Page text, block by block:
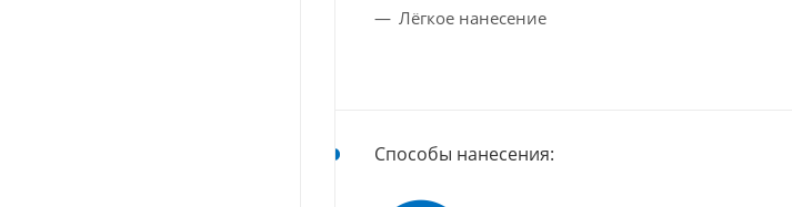
Лёгкое нанесение
Способы нанесения: